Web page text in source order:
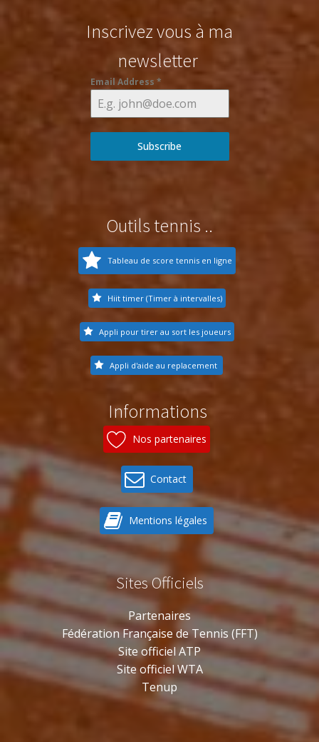
Inscrivez vous à ma
newsletter
Email Address *
Subscribe
Outils tennis ..
Tableau de score tennis en ligne
Hiit timer (Timer à intervalles)
Appli pour tirer au sort les joueurs
Appli d'aide au replacement
Informations
Nos partenaires
Contact
Mentions légales
Sites Officiels
Partenaires
Fédération Française de Tennis (FFT)
Site officiel ATP
Site officiel WTA
Tenup